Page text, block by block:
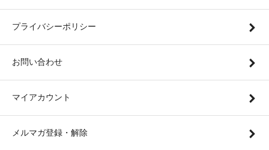
プライバシーポリシー
お問い合わせ
マイアカウント
メルマガ登録・解除